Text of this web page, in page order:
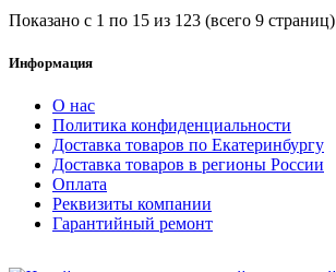
Показано с 1 по 15 из 123 (всего 9 страниц)
Информация
О нас
Политика конфиденциальности
Доставка товаров по Екатеринбургу
Доставка товаров в регионы России
Оплата
Реквизиты компании
Гарантийный ремонт